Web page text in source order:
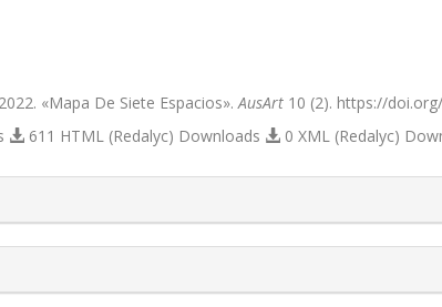
«Mapa De Siete Espacios».AusArt 10 (2). https://
611 HTML (Redalyc) Downloads 0 XML (Redalyc)